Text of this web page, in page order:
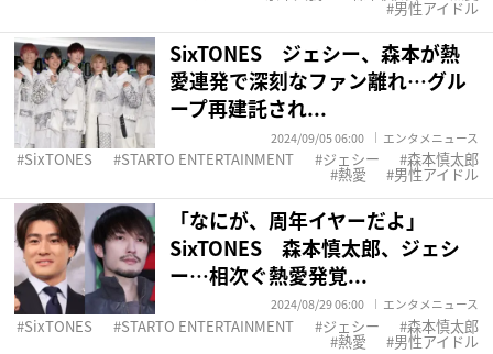
男性アイドル
SixTONES ジェシー、森本が熱
愛連発で深刻なファン離れ…グル
ープ再建託され...
2024/09/05 06:00 エンタメニュース
SixTONES STARTO ENTERTAINMENT ジェシー 森本慎太郎
熱愛 男性アイドル
「なにが、周年イヤーだよ」
SixTONES 森本慎太郎、ジェシ
ー…相次ぐ熱愛発覚...
2024/08/29 06:00 エンタメニュース
SixTONES STARTO ENTERTAINMENT ジェシー 森本慎太郎
熱愛 男性アイドル